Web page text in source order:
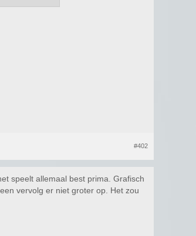
#402
speelt allemaal best prima. Grafisch
vervolg er niet groter op. Het zou